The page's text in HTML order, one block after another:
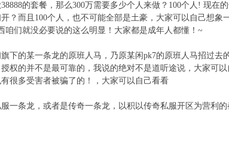
的套餐，那么300万需要多少个人来做？100个人! 现在
？而且100个人，也不可能全部是土豪，大家可以自己想象
咱们就没必要说的这么明显！大家都是成年人都懂！~
下的某一条龙的原班人马，乃原某闲pk7的原班人马招过去
权的并不是最可靠的，我说的绝对不是道听途说，大家可以
很多受害者被骗了的！，大家可以自己看看
一条龙，或者是传奇一条龙，以积以传奇私服开区为营利的